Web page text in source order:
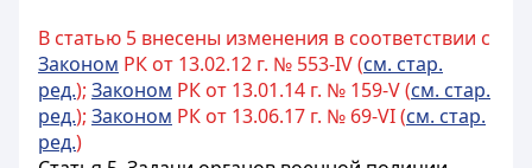
В статью 5 внесены изменения в соответствии с
Законом РК от 13.02.12 г. № 553-IV (см. стар.
ред.); Законом РК от 13.01.14 г. № 159-V (см. стар.
ред.); Законом РК от 13.06.17 г. № 69-VI (см. стар.
ред.)